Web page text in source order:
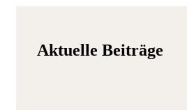
Aktuelle Beiträge